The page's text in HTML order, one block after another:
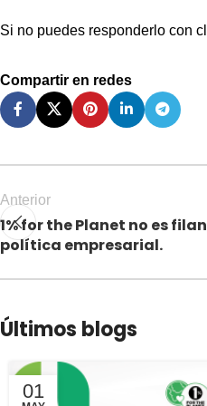
Si no puedes responderlo con
Compartir en redes
Anterior
1% for the Planet no es
política empresarial.
Últimos blogs
01